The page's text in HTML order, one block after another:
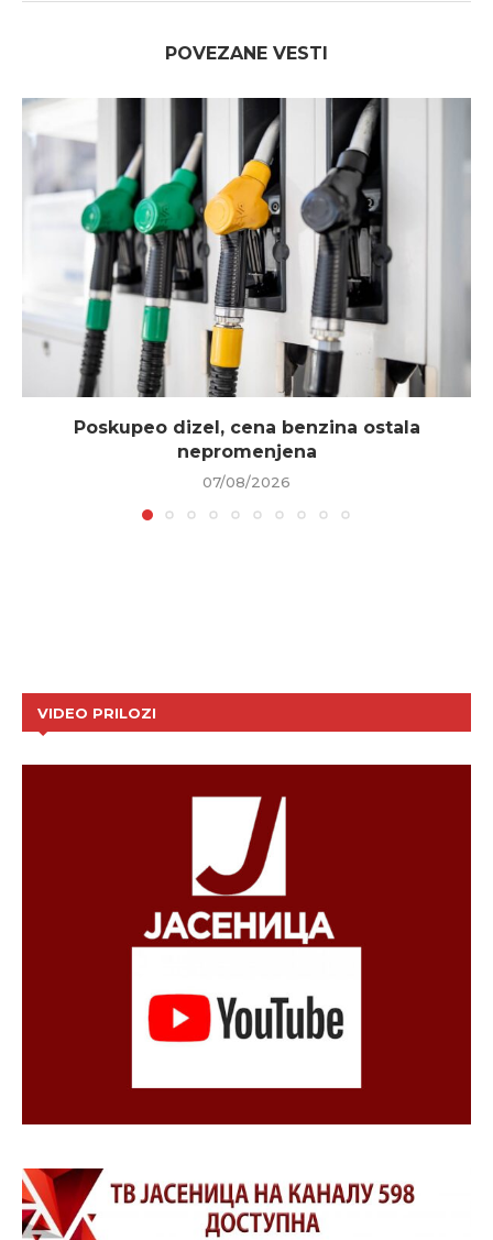
POVEZANE VESTI
Poskupeo dizel, cena benzina ostala
nepromenjena
07/08/2026
VIDEO PRILOZI